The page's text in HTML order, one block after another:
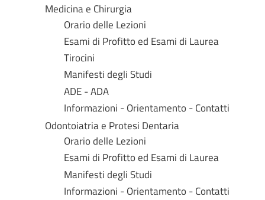
Medicina e Chirurgia
Orario delle Lezioni
Esami di Profitto ed Esami di Laurea
Tirocini
Manifesti degli Studi
ADE - ADA
Informazioni - Orientamento - Contatti
Odontoiatria e Protesi Dentaria
Orario delle Lezioni
Esami di Profitto ed Esami di Laurea
Manifesti degli Studi
Informazioni - Orientamento - Contatti